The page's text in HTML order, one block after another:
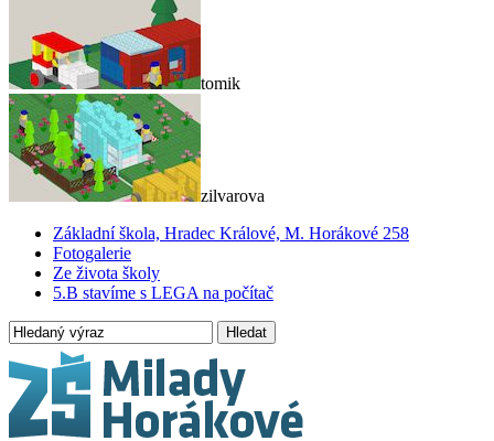
tomik
zilvarova
Základní škola, Hradec Králové, M. Horákové 258
Fotogalerie
Ze života školy
5.B stavíme s LEGA na počítač
Hledat